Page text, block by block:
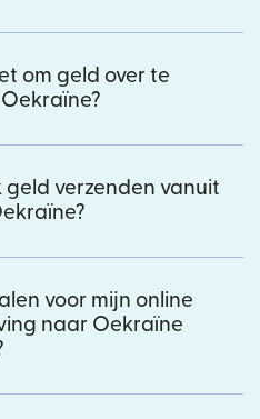
om geld over te
geld verzenden vanuit
voor mijn online
naar Oekraïne